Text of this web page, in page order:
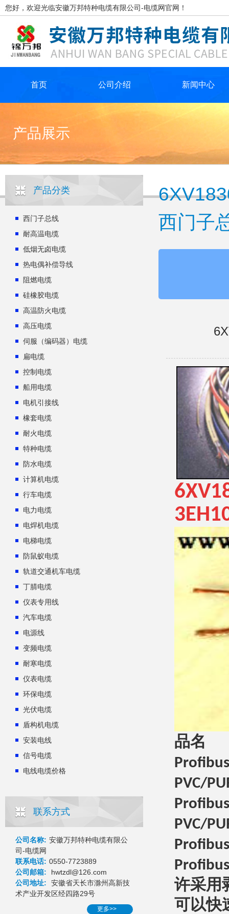
您好，欢迎光临安徽万邦特种电缆有限公司-电缆网官网！
首页 公司介绍 新闻中心
产品展示
产品分类
西门子总线
耐高温电缆
低烟无卤电缆
热电偶补偿导线
阻燃电缆
硅橡胶电缆
高温防火电缆
高压电缆
伺服（编码器）电缆
扁电缆
控制电缆
船用电缆
电机引接线
橡套电缆
耐火电缆
特种电缆
防水电缆
计算机电缆
行车电缆
电力电缆
电焊机电缆
电梯电缆
防鼠蚁电缆
轨道交通机车电缆
丁腈电缆
仪表专用线
汽车电缆
电源线
变频电缆
耐寒电缆
仪表电缆
环保电缆
光伏电缆
盾构机电缆
安装电线
信号电缆
电线电缆价格
联系方式
公司名称: 安徽万邦特种电缆有限公
司-电缆网
联系电话: 0550-7723889
公司邮箱:
hwtzdl@126.com
公司地址:
安徽省天长市滁州高新技
术产业开发区经四路29号
更多>>
西门子
品名
PVC/
PVC/
Profibus
许采用
可以快